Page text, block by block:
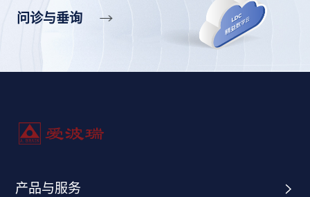
问诊与垂询
产品与服务